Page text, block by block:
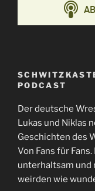
PODCAST
Der deutsche
Lukas und Niklas
Geschichten des
Von Fans für
unterhaltsam und
weirden wie